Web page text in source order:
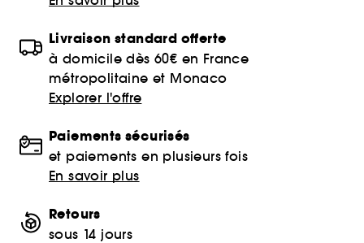
Livraison standard offerte
à domicile dès 60€ en France
métropolitaine et Monaco
Explorer l'offre
Paiements sécurisés
et paiements en plusieurs fois
En savoir plus
Retours
sous 14 jours